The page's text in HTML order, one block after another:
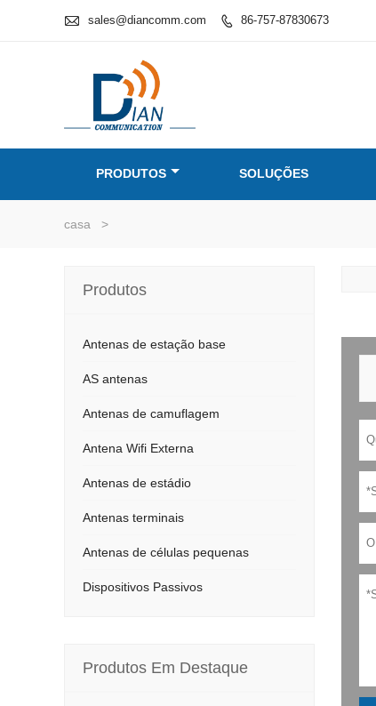
 sales@diancomm.com  86-757-87830673
PRODUTOS SOLUÇÕES
casa >
Produtos
Antenas de estação base
AS antenas
Antenas de camuflagem
Antena Wifi Externa
Antenas de estádio
Antenas terminais
Antenas de células pequenas
Dispositivos Passivos
Produtos Em Destaque